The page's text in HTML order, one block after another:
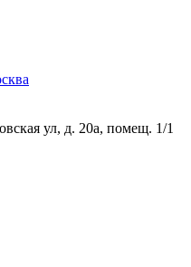
ул, д. 20а, помещ. 1/1